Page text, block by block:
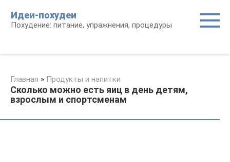
контенту
Идеи-похудеи
Похудение: питание, упражнения, процедуры
Главная » Продукты и напитки
Сколько можно есть яиц в день детям,
взрослым и спортсменам